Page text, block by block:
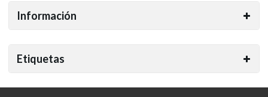
Información
Etiquetas